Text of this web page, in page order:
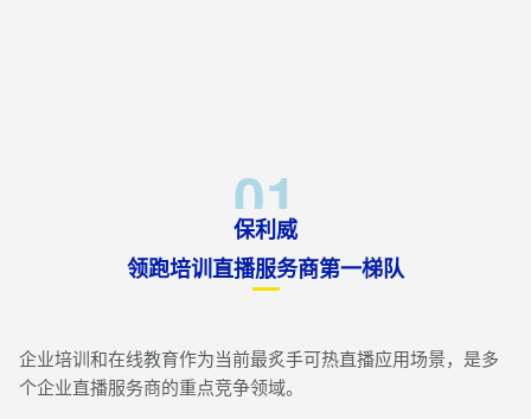
01
保利威
领跑培训直播服务商第一梯队
企业培训和在线教育作为当前最炙手可热直播应用场景，是多
个企业直播服务商的重点竞争领域。